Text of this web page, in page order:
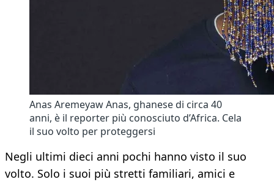
Anas Aremeyaw Anas, ghanese di circa 40
anni, è il reporter più conosciuto d’Africa. Cela
il suo volto per proteggersi
Negli ultimi dieci anni pochi hanno visto il suo
volto. Solo i suoi più stretti familiari, amici e